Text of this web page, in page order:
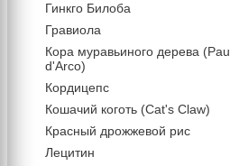
Гинкго Билоба
Гравиола
Кора муравьиного дерева (Pau
d'Arco)
Кордицепс
Кошачий коготь (Cat's Claw)
Красный дрожжевой рис
Лецитин